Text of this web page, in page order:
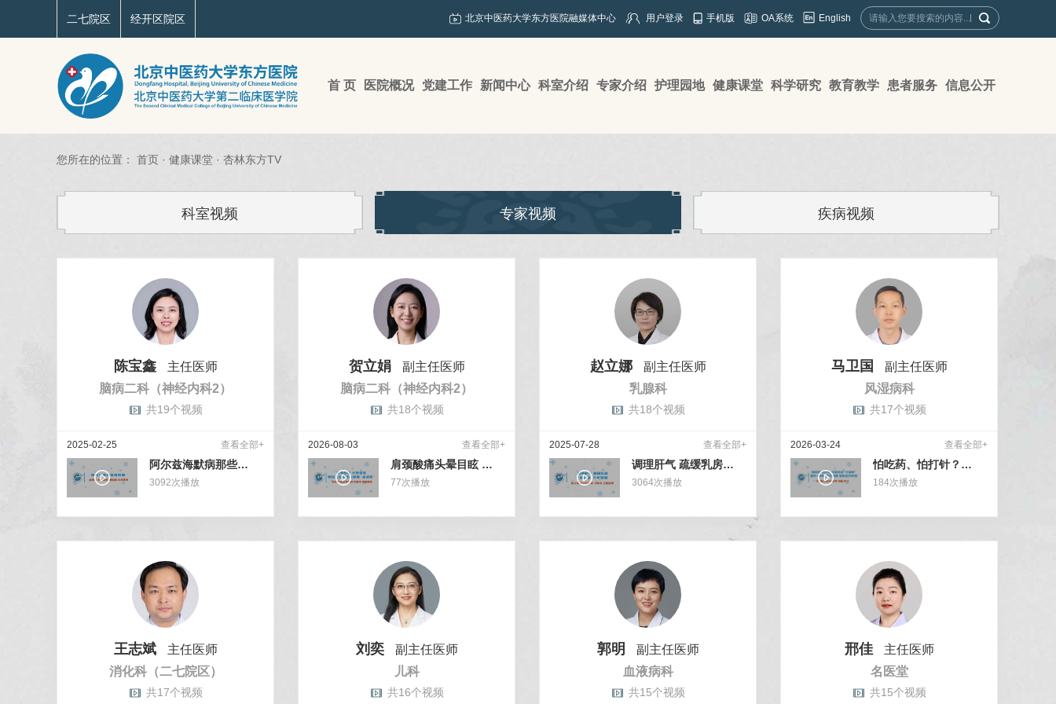
二七院区 经开区院区 北京中医药大学东方医院融媒体中心 用户登录 手机版 OA系统 English
首 页 医院概况 党建工作 新闻中心 科室介绍 专家介绍 护理园地 健康课堂 科学研究 教育教学 患者服务 信息公开
您所在的位置： 首页 · 健康课堂 · 杏林东方TV
科室视频 专家视频 疾病视频
陈宝鑫
主任医师
脑病二科（神经内科2）
共19个视频
查看全部+
2025-02-25
阿尔兹海默病那些事（十）
3092次播放
贺立娟
副主任医师
脑病二科（神经内科2）
共18个视频
查看全部+
2026-08-03
肩颈酸痛头晕目眩 轻松几招帮您为颈椎“减减负”
77次播放
赵立娜
副主任医师
乳腺科
共18个视频
查看全部+
2025-07-28
调理肝气 疏缓乳房 “结与痛”不可轻视06
3064次播放
马卫国
副主任医师
风湿病科
共17个视频
查看全部+
2026-03-24
怕吃药、怕打针？中医外治“三板斧”：蜡疗+膏摩+穴位贴敷，轻松应对风湿
184次播放
王志斌
主任医师
消化科（二七院区）
共17个视频
刘奕
副主任医师
儿科
共16个视频
郭明
副主任医师
血液病科
共15个视频
邢佳
主任医师
名医堂
共15个视频